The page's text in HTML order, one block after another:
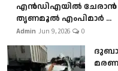
എൻഡിഎയിൽ ചേരാൻ
തൃണമൂൽ എംപിമാർ ...
Admin Jun 9, 2026 0